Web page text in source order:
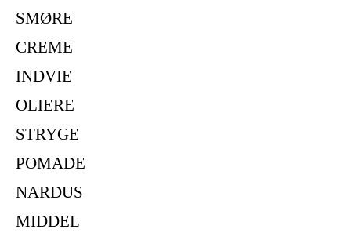
SMØRE
CREME
INDVIE
OLIERE
STRYGE
POMADE
NARDUS
MIDDEL